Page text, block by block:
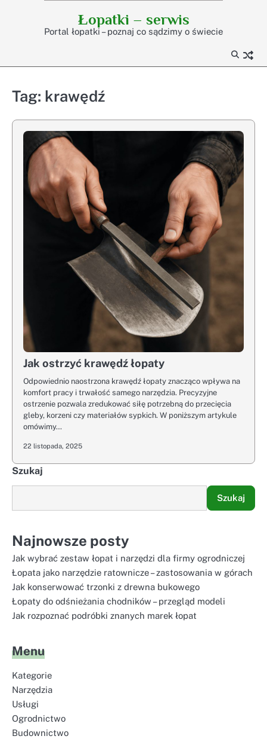
Łopatki – serwis
Portal łopatki – poznaj co sądzimy o świecie
Tag: krawędź
Jak ostrzyć krawędź łopaty
Odpowiednio naostrzona krawędź łopaty znacząco wpływa na
komfort pracy i trwałość samego narzędzia. Precyzyjne
ostrzenie pozwala zredukować siłę potrzebną do przecięcia
gleby, korzeni czy materiałów sypkich. W poniższym artykule
omówimy…
22 listopada, 2025
Szukaj
Szukaj
Najnowsze posty
Jak wybrać zestaw łopat i narzędzi dla firmy ogrodniczej
Łopata jako narzędzie ratownicze – zastosowania w górach
Jak konserwować trzonki z drewna bukowego
Łopaty do odśnieżania chodników – przegląd modeli
Jak rozpoznać podróbki znanych marek łopat
Menu
Kategorie
Narzędzia
Usługi
Ogrodnictwo
Budownictwo